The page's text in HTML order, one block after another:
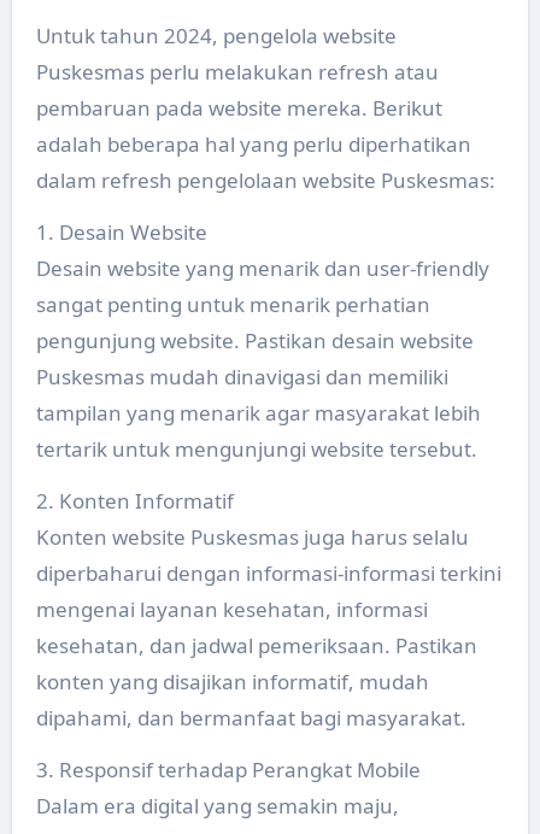
Untuk tahun 2024, pengelola website
Puskesmas perlu melakukan refresh atau
pembaruan pada website mereka. Berikut
adalah beberapa hal yang perlu diperhatikan
dalam refresh pengelolaan website Puskesmas:
1. Desain Website
Desain website yang menarik dan user-friendly
sangat penting untuk menarik perhatian
pengunjung website. Pastikan desain website
Puskesmas mudah dinavigasi dan memiliki
tampilan yang menarik agar masyarakat lebih
tertarik untuk mengunjungi website tersebut.
2. Konten Informatif
Konten website Puskesmas juga harus selalu
diperbaharui dengan informasi-informasi terkini
mengenai layanan kesehatan, informasi
kesehatan, dan jadwal pemeriksaan. Pastikan
konten yang disajikan informatif, mudah
dipahami, dan bermanfaat bagi masyarakat.
3. Responsif terhadap Perangkat Mobile
Dalam era digital yang semakin maju,